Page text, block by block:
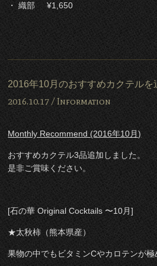
・ 織部 ¥1,650
2016年10月のおすすめカクテルを
2016.10.17 /Information
Monthly Recommend (2016年10月)
おすすめカクテル3品追加しました。
是非ご賞味ください。
[石の華 Original Cocktails 〜10月]
★太秋柿（熊本県産）
果物の中でもビタミンCやカロテンが極